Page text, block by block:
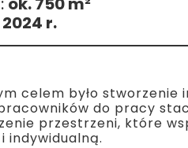
2024 r.
celem było
do pracy
przestrzeni, które
indywidualną.